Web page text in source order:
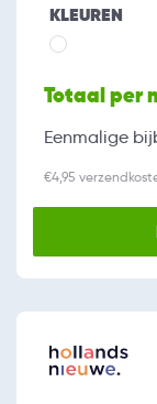
KLEUREN
Totaal per
Eenmalige
€4,95